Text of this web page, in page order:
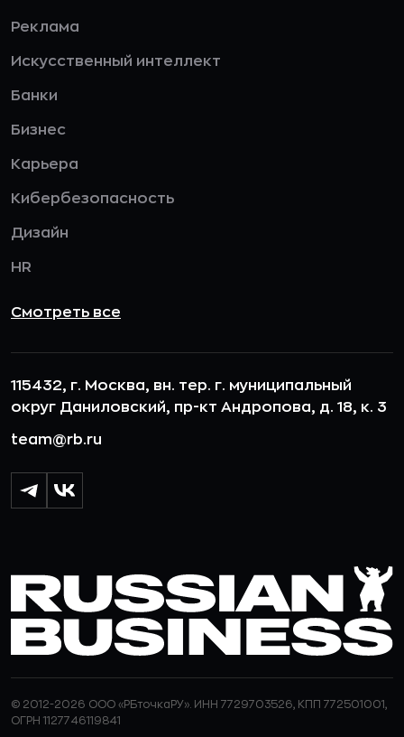
Реклама
Искусственный интеллект
Банки
Бизнес
Карьера
Кибербезопасность
Дизайн
HR
Смотреть все
115432, г. Москва, вн. тер. г. муниципальный
округ Даниловский, пр-кт Андропова, д. 18, к. 3
team@rb.ru
© 2012-2026 ООО «РБточкаРУ». ИНН 7729703526, КПП 772501001,
ОГРН 1127746119841